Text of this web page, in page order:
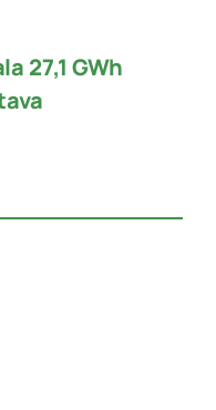
27,1 GWh